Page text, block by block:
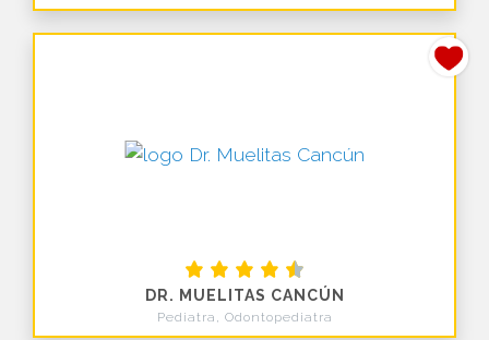
DR. MUELITAS CANCÚN
Pediatra, Odontopediatra